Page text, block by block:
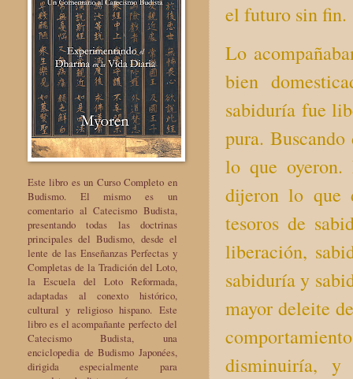
el futuro sin fin.
Lo
bien
sabiduría fue
pura.
lo que oyeron.
dijeron lo que
tesoros de
liberación,
sabiduría y
mayor deleite
disminuiría, y
Este libro es un Curso Completo en
Budismo. El mismo es un
comentario al Catecismo Budista,
presentando todas las doctrinas
principales del Budismo, desde el
lente de las Enseñanzas Perfectas y
Completas de la Tradición del Loto,
la Escuela del Loto Reformada,
adaptadas al conexto histórico,
cultural y religioso hispano. Este
libro es el acompañante perfecto del
Catecismo Budista, una
enciclopedia de Budismo Japonées,
dirigida especialmente para